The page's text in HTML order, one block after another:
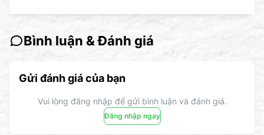
Bình luận & Đánh giá
Gửi đánh giá của bạn
Vui lòng đăng nhập để gửi bình luận và đánh giá.
Đăng nhập ngay